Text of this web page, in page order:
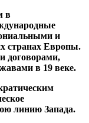
в
и
странах Европы.
договорами,
в 19 веке.
линию Запада.